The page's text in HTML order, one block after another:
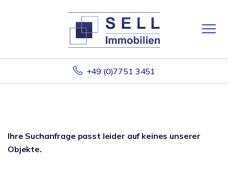
+49 (0)7751 3451
Ihre Suchanfrage passt leider auf keines unserer
Objekte.